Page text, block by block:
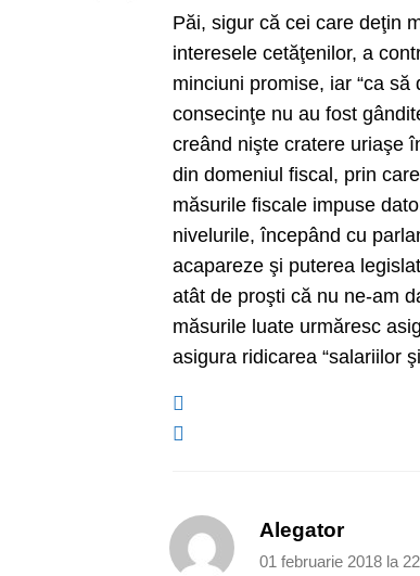
Păi, sigur că cei care deţin
interesele cetăţenilor, a
minciuni promise, iar “ca
consecinţe nu au fost
creând nişte cratere uriaşe
din domeniul fiscal, prin
măsurile fiscale impuse
nivelurile, începând cu
acapareze şi puterea
atât de proşti că nu ne-am
măsurile luate urmăresc
asigura ridicarea “salariilor
Alegator
01 februarie 2018 la